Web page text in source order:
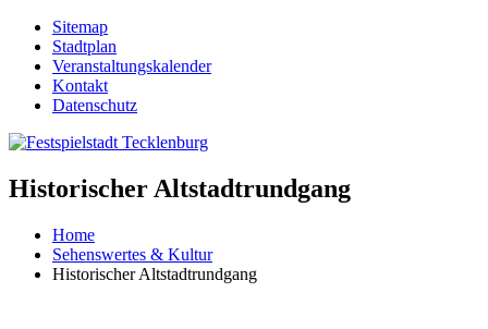
Sitemap
Stadtplan
Veranstaltungskalender
Kontakt
Datenschutz
Historischer Altstadtrundgang
Home
Sehenswertes & Kultur
Historischer Altstadtrundgang